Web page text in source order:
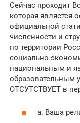
Сейчас проходит
которая является
официальной
численности и
по территории
социально-
национальным и
образовательным
ОТСУТСТВУЕТ в
а. Ваша